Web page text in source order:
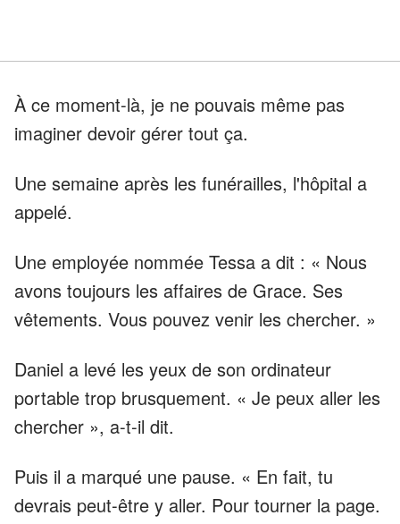
À ce moment-là, je ne pouvais même pas
imaginer devoir gérer tout ça.
Une semaine après les funérailles, l'hôpital a
appelé.
Une employée nommée Tessa a dit : « Nous
avons toujours les affaires de Grace. Ses
vêtements. Vous pouvez venir les chercher. »
Daniel a levé les yeux de son ordinateur
portable trop brusquement. « Je peux aller les
chercher », a-t-il dit.
Puis il a marqué une pause. « En fait, tu
devrais peut-être y aller. Pour tourner la page.